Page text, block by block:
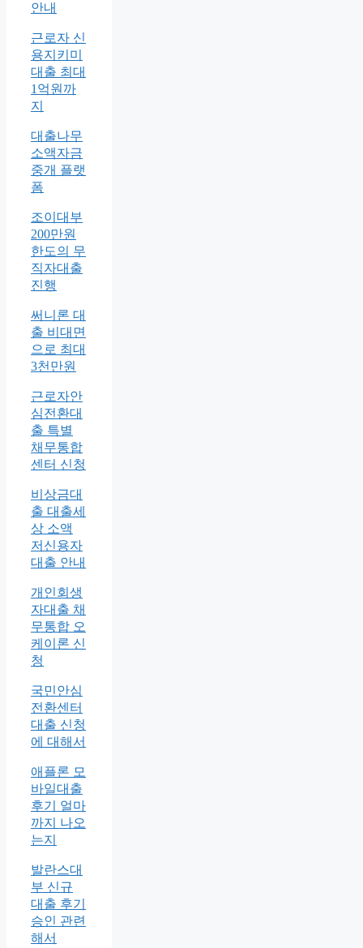
안내
근로자 신
용지키미
대출 최대
1억원까
지
대출나무
소액자금
중개 플랫
폼
조이대부
200만원
한도의 무
직자대출
진행
써니론 대
출 비대면
으로 최대
3천만원
근로자안
심전환대
출 특별
채무통합
센터 신청
비상금대
출 대출세
상 소액
저신용자
대출 안내
개인회생
자대출 채
무통합 오
케이론 신
청
국민안심
전환센터
대출 신청
에 대해서
애플론 모
바일대출
후기 얼마
까지 나오
는지
발란스대
부 신규
대출 후기
승인 관련
해서